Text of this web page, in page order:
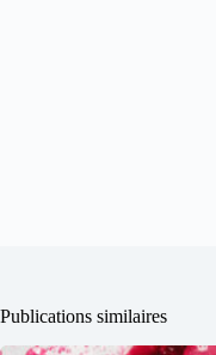
Publications similaires